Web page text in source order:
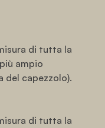
di tutta la
ampio
del capezzolo).
di tutta la